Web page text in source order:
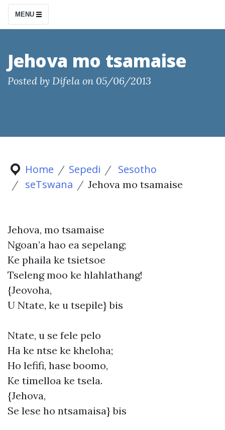
MENU
Jehova mo tsamaise
Posted by Difela on 05/06/2013
Home Sepedi
Sesotho
seTswana
Jehova mo tsamaise
Jehova, mo tsamaise
Ngoan’a hao ea sepelang;
Ke phaila ke tsietsoe
Tseleng moo ke hlahlathang!
{Jeovoha,
U Ntate, ke u tsepile} bis
Ntate, u se fele pelo
Ha ke ntse ke kheloha;
Ho lefifi, hase boomo,
Ke timelloa ke tsela.
{Jehova,
Se lese ho ntsamaisa} bis